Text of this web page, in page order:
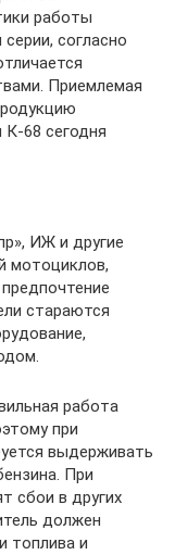
работы
согласно
Приемлемая
68 сегодня
ИЖ и другие
мотоциклов,
стараются
работа
при
выдерживать
При
сбои в других
должен
топлива и